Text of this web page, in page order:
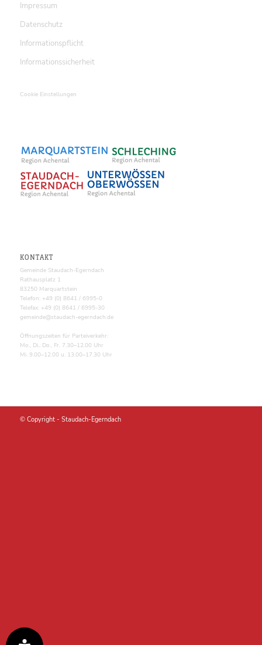
Impressum
Datenschutz
Informationspflicht
Informationssicherheit
Cookie Einstellungen
KONTAKT
Gemeinde Staudach-Egerndach
Rathausplatz 1
83250 Marquartstein
Telefon: +49 (0) 8641 / 6995-0
Telefax: +49 (0) 8641 / 6995-30
gemeinde@staudach-egerndach.de
Öffnungszeiten für Parteiverkehr:
Mo., Di., Do., Fr. 7.30–12.00 Uhr
Mi. 9.00–12.00 u. 13.00–17.30 Uhr
© Copyright - Staudach-Egerndach